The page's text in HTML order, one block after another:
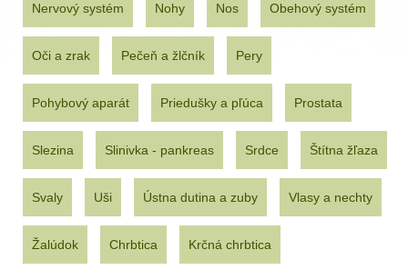
Nervový systém Nohy Nos Obehový systém
Oči a zrak Pečeň a žlčník Pery
Pohybový aparát Priedušky a pľúca Prostata
Slezina Slinivka - pankreas Srdce Štítna žľaza
Svaly Uši Ústna dutina a zuby Vlasy a nechty
Žalúdok Chrbtica Krčná chrbtica